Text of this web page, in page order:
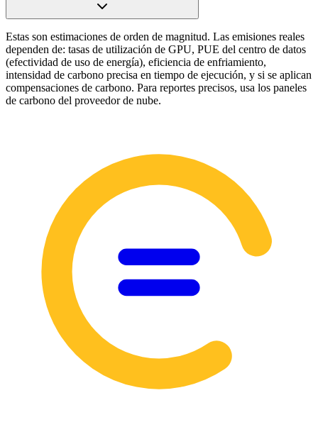
Estas son estimaciones de orden de magnitud. Las emisiones reales
dependen de: tasas de utilización de GPU, PUE del centro de datos
(efectividad de uso de energía), eficiencia de enfriamiento,
intensidad de carbono precisa en tiempo de ejecución, y si se aplican
compensaciones de carbono. Para reportes precisos, usa los paneles
de carbono del proveedor de nube.